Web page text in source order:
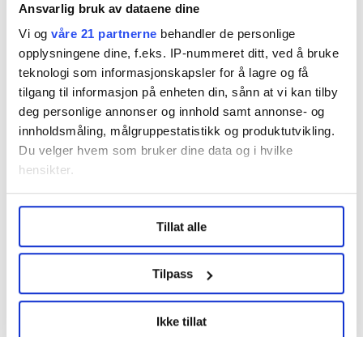
Ansvarlig bruk av dataene dine
Vi og våre 21 partnerne behandler de personlige
opplysningene dine, f.eks. IP-nummeret ditt, ved å bruke
teknologi som informasjonskapsler for å lagre og få
tilgang til informasjon på enheten din, sånn at vi kan tilby
deg personlige annonser og innhold samt annonse- og
innholdsmåling, målgruppestatistikk og produktutvikling.
Du velger hvem som bruker dine data og i hvilke
hensikter.
Undermer infokan du lese om hvordan dine personlige
data behandles og hvordan du kan velge hvordan de skal
brukes. Du kan hele tiden endre eller trekke tilbake ditt
samtykke fra erklæringen om informasjonskapsler.
LO Medias publikasjoner frifagbevegelse.no, hk-nytt.no
og fontene.no bruker informasjonskapsler (cookies) for å
Tillat alle
Tilpass
Ikke tillat
Partisekretær Audun Herning innrømmer at denne
målingen er altfor dårlig for SV.
– Vi vet vi har mye å ta tak i. Heldigvis er det lenge til
valg. Vi har tro på arbeidet vi har begynt, sier han til
FriFagbevegelse.
KrF under streken
KrF er tilbake på nivået rett etter at daværende
leder Olaug Bollestad måtte gå av etter interne
stridigheter og et varsel mot hennes lederstil.
Partiet får en oppslutning på 2,9 prosent. Siden valget
har partiet mistet om lag 39.000 velgere, hovedsakelig
til Frp og Høyre, og gjerdet.